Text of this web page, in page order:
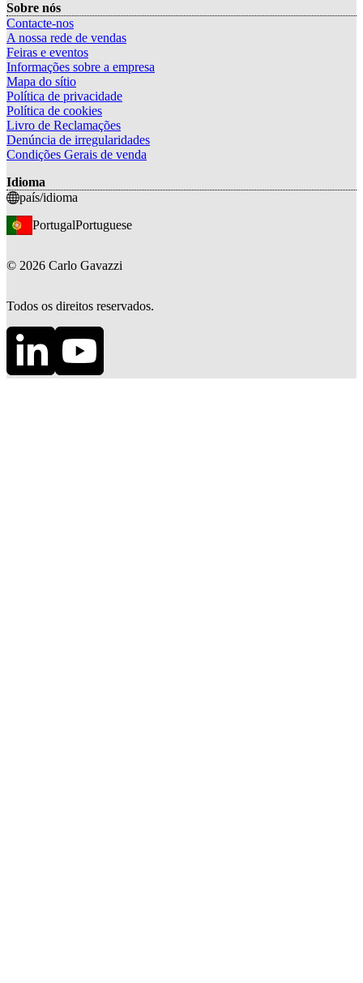
Sobre nós
Contacte-nos
A nossa rede de vendas
Feiras e eventos
Informações sobre a empresa
Mapa do sítio
Política de privacidade
Política de cookies
Livro de Reclamações
Denúncia de irregularidades
Condições Gerais de venda
Idioma
país/idioma
PortugalPortuguese
© 2026 Carlo Gavazzi
Todos os direitos reservados.